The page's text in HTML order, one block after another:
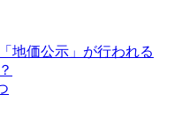
地価公示」が行われる